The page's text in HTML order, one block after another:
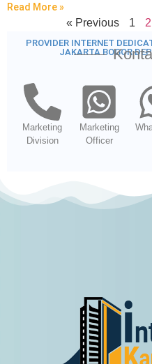
Read More »
« Previous 1 2
PROVIDER INTERNET
JAKARTA BOGOR
Marketing
Division
Marketing
Officer